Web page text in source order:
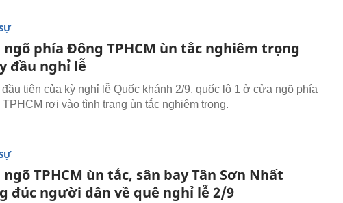
ngõ phía Đông TPHCM ùn tắc nghiêm trọng
đầu nghỉ lễ
đầu tiên của kỳ nghỉ lễ Quốc khánh 2/9, quốc lộ 1 ở cửa ngõ phía
rơi vào tình trạng ùn tắc nghiêm trọng.
ngõ TPHCM ùn tắc, sân bay Tân Sơn Nhất
đúc người dân về quê nghỉ lễ 2/9